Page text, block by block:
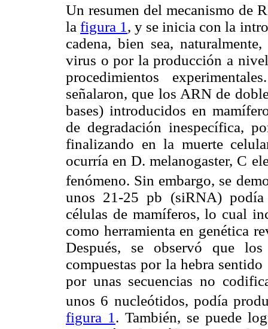
Un resumen del mecanismo de
lafigura 1 , y se inicia con la
cadena, bien sea,
virus o por la producción a
procedimientos
señalaron, que los ARN de
bases) introducidos en
de degradación inespecífica,
finalizando en la muerte
ocurría en D. melanogaster, C
fenómeno. Sin embargo, se
unos 21-25 pb (siRNA)
células de mamíferos, lo cual
como herramienta en genética
Después, se observó que
compuestas por la hebra
por unas secuencias no
unos 6 nucleótidos, podía
figura 1 . También, se puede